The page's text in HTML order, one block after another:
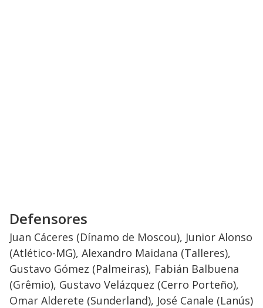
Defensores
Juan Cáceres (Dínamo de Moscou), Junior Alonso
(Atlético-MG), Alexandro Maidana (Talleres),
Gustavo Gómez (Palmeiras), Fabián Balbuena
(Grêmio), Gustavo Velázquez (Cerro Porteño),
Omar Alderete (Sunderland), José Canale (Lanús)